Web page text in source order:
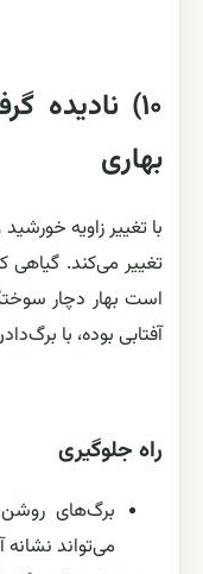
۱۰) نادیده
بهاری
با تغییر زاویه
تغییر می‌کند. گیاهی
است بهار دچار
آفتابی بوده، با
راه جلوگیری
برگ‌های
می‌تواند